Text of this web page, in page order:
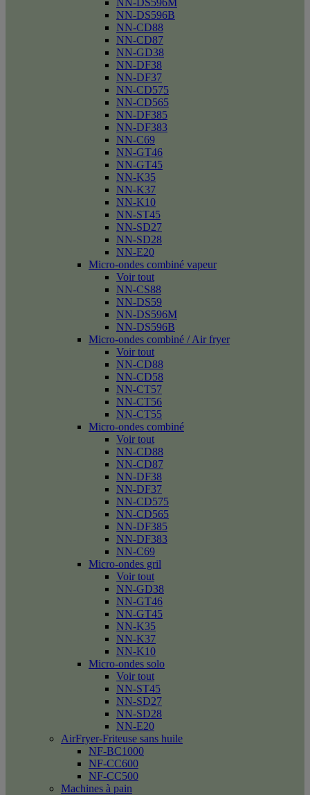
NN-DS596M
NN-DS596B
NN-CD88
NN-CD87
NN-GD38
NN-DF38
NN-DF37
NN-CD575
NN-CD565
NN-DF385
NN-DF383
NN-C69
NN-GT46
NN-GT45
NN-K35
NN-K37
NN-K10
NN-ST45
NN-SD27
NN-SD28
NN-E20
Micro-ondes combiné vapeur
Voir tout
NN-CS88
NN-DS59
NN-DS596M
NN-DS596B
Micro-ondes combiné / Air fryer
Voir tout
NN-CD88
NN-CD58
NN-CT57
NN-CT56
NN-CT55
Micro-ondes combiné
Voir tout
NN-CD88
NN-CD87
NN-DF38
NN-DF37
NN-CD575
NN-CD565
NN-DF385
NN-DF383
NN-C69
Micro-ondes gril
Voir tout
NN-GD38
NN-GT46
NN-GT45
NN-K35
NN-K37
NN-K10
Micro-ondes solo
Voir tout
NN-ST45
NN-SD27
NN-SD28
NN-E20
AirFryer-Friteuse sans huile
NF-BC1000
NF-CC600
NF-CC500
Machines à pain